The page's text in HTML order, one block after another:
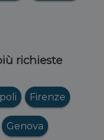
richieste
Firenze
Genova